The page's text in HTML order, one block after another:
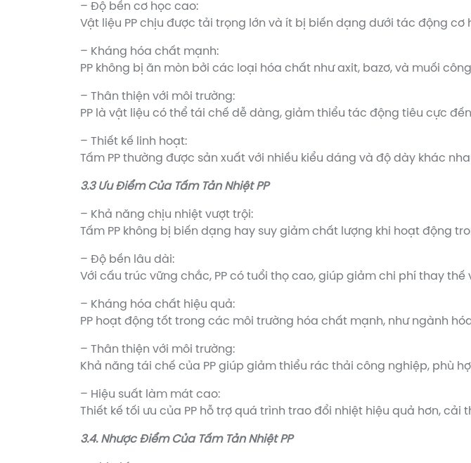
– Độ bền cơ học cao:
Vật liệu PP chịu được tải trọng lớn và ít bị biến dạng dưới tác động cơ
– Kháng hóa chất mạnh:
PP không bị ăn mòn bởi các loại hóa chất như axit, bazơ, và muối
– Thân thiện với môi trường:
PP là vật liệu có thể tái chế dễ dàng, giảm thiểu tác động tiêu cực
– Thiết kế linh hoạt:
Tấm PP thường được sản xuất với nhiều kiểu dáng và độ dày khác
3.3 Ưu Điểm Của Tấm Tản Nhiệt PP
– Khả năng chịu nhiệt vượt trội:
Tấm PP không bị biến dạng hay suy giảm chất lượng khi hoạt động
– Độ bền lâu dài:
Với cấu trúc vững chắc, PP có tuổi thọ cao, giúp giảm chi phí thay
– Kháng hóa chất hiệu quả:
PP hoạt động tốt trong các môi trường hóa chất mạnh, như ngành
– Thân thiện với môi trường:
Khả năng tái chế của PP giúp giảm thiểu rác thải công nghiệp, phù
– Hiệu suất làm mát cao:
Thiết kế tối ưu của PP hỗ trợ quá trình trao đổi nhiệt hiệu quả hơn,
3.4. Nhược Điểm Của Tấm Tản Nhiệt PP